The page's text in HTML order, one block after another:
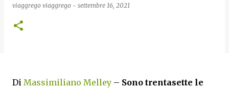
viaggrego viaggrego - settembre 16, 2021
Di Massimiliano Melley – Sono trentasette le